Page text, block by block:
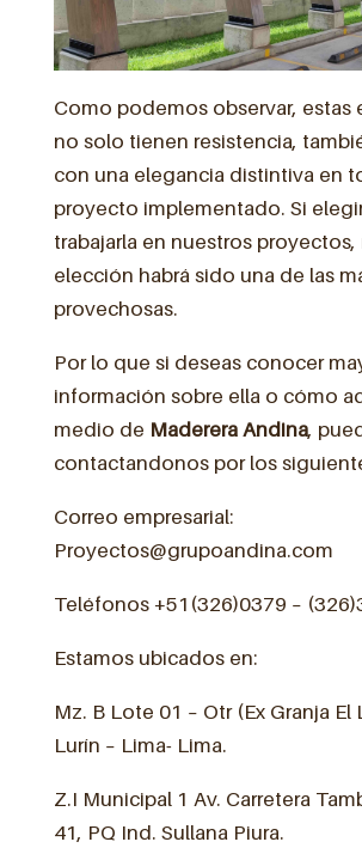
Como podemos observar, estas
no solo tienen resistencia,
con una elegancia distintiva en
proyecto implementado. Si
trabajarla en nuestros proyectos,
elección habrá sido una de las
provechosas.
Por lo que si deseas conocer
información sobre ella o cómo
medio de Maderera Andina,
contactandonos por los
Correo empresarial:
Proyectos@grupoandina.com
Teléfonos +51(326)0379 –
Estamos ubicados en:
Mz. B Lote 01 – Otr (Ex Granja El
Lurín – Lima- Lima.
Z.I Municipal 1 Av. Carretera
41, PQ Ind. Sullana Piura.